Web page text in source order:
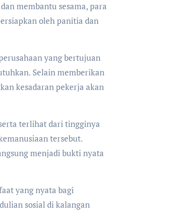
membantu sesama, para
oleh panitia dan
yang bertujuan
Selain memberikan
kesadaran pekerja akan
terlihat dari tingginya
tersebut.
menjadi bukti nyata
yang nyata bagi
sosial di kalangan